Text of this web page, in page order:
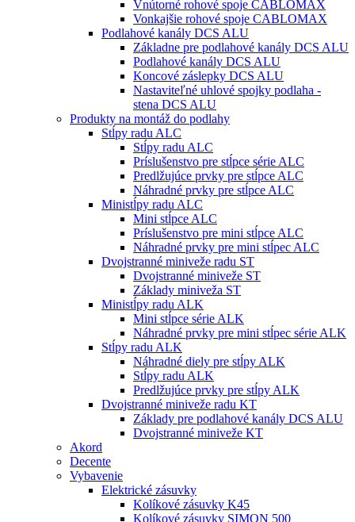
Vnútorné rohové spoje CABLOMAX
Vonkajšie rohové spoje CABLOMAX
Podlahové kanály DCS ALU
Základne pre podlahové kanály DCS ALU
Podlahové kanály DCS ALU
Koncové záslepky DCS ALU
Nastaviteľné uhlové spojky podlaha -
stena DCS ALU
Produkty na montáž do podlahy
Stĺpy radu ALC
Stĺpy radu ALC
Príslušenstvo pre stĺpce série ALC
Predlžujúce prvky pre stĺpce ALC
Náhradné prvky pre stĺpce ALC
Ministĺpy radu ALC
Mini stĺpce ALC
Príslušenstvo pre mini stĺpce ALC
Náhradné prvky pre mini stĺpec ALC
Dvojstranné miniveže radu ST
Dvojstranné miniveže ST
Základy miniveža ST
Ministĺpy radu ALK
Mini stĺpce série ALK
Náhradné prvky pre mini stĺpec série ALK
Stĺpy radu ALK
Náhradné diely pre stĺpy ALK
Stĺpy radu ALK
Predlžujúce prvky pre stĺpy ALK
Dvojstranné miniveže radu KT
Základy pre podlahové kanály DCS ALU
Dvojstranné miniveže KT
Akord
Decente
Vybavenie
Elektrické zásuvky
Kolíkové zásuvky K45
Kolíkové zásuvky SIMON 500